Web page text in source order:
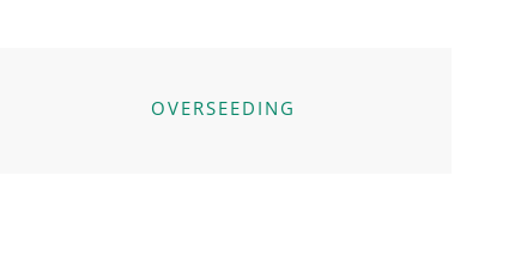
OVERSEEDING